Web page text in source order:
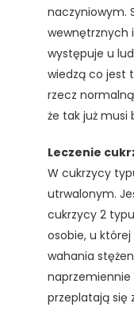
naczyniowym.
wewnętrznych
występuje u
wiedzą co jest
rzecz
że tak już musi
Leczenie
W cukrzycy
utrwalonym.
cukrzycy 2
osobie, u
wahania
naprzemiennie
przeplatają się